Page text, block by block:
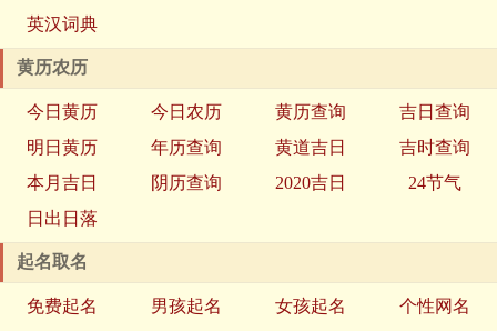
英汉词典
黄历农历
今日黄历 今日农历 黄历查询
吉日查询
明日黄历
年历查询 黄道吉日
吉时查询
本月吉日
阴历查询 2020吉日
24节气
日出日落
起名取名
免费起名 男孩起名 女孩起名
个性网名